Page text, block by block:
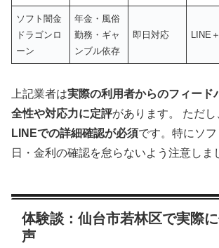
ソフト闇金
ドラゴンロ
ーン
年金・風俗
勤務・ギャ
ンブル依存
即日対応 LINE
上記業者は実際の利用者からのフィード
全性や対応力に定評があります。 ただし
LINEでの詳細確認が必須です。特にソ
日・金利の確認を怠らないよう注意しま
体験談：仙台市若林区で実際
声